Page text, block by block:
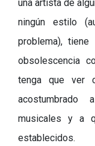
una artista de
ningún estilo
problema),
obsolescencia
tenga que ver
musicales y a
establecidos.